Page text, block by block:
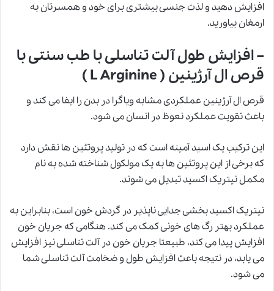
افزایش دهید و لذت جنسی بیشتری برای خود و همسرتان به
ارمغان بیاورید.
– افزایش طول آلت تناسلی با طب سنتی با
قرص ال آرژینین ( L Arginine )
قرص ال آرژینین عملکردی مشابه ویاگرا در بدن را ایفا می کند و
باعث تقویت عملکرد نعوظ در انسان می شود.
این ترکیب یک اسید آمینه است که در تولید پروتئین ها نقش دارد
که برخی از این پروتئین ها به یک مولکول شناخته شده به نام
مکمل نیتریک اکسید تبدیل می شوند.
نیتریک اکسید بخشی جدایی ناپذیر در گردش خون است، بنابراین به
عملکرد بهتر رگ های خونی کمک می کند. هنگامی که جریان خون
افزایش پیدا می کند، طبیعتا جریان خون در آلت تناسلی نیز افزایش
می یابد، در نتیجه باعث افزایش طول و ضخامت آلت تناسلی شما
می شود.